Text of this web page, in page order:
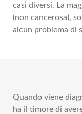
casi diversi. La
(non cancerosa),
alcun problema di
Quando viene
ha il timore di